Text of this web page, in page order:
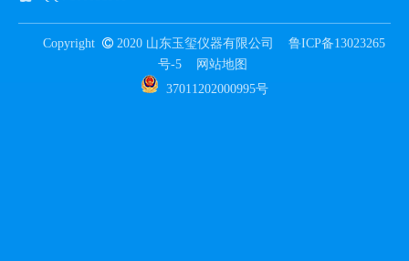
3、检定仪可连接电脑，全中文操作界面，可图示化显
示加载过程、易于选择操作模式（跟踪模式、峰值模
in.lb、 ft.lb、kgf.m
括加载模式选择、加载参数选择等）。
Copyright  2020 山东玉玺仪器有限公司
鲁ICP备13023265
号-5
网站地图
37011202000995号